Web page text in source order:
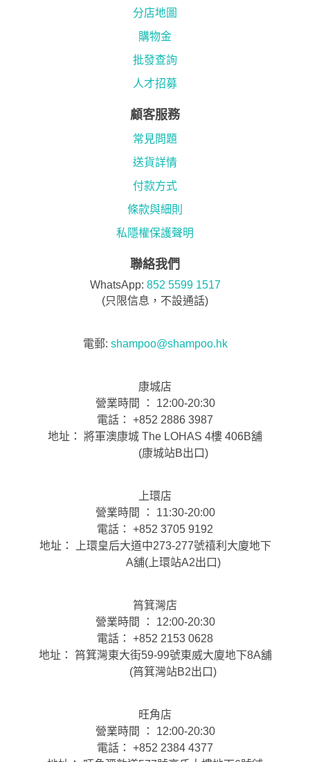
分店地圖
購物金
批發查詢
人才招募
顧客服務
常見問題
送貨詳情
付款方式
條款與細則
私隱權保護聲明
聯絡我們
WhatsApp: 852 5599 1517
(只限信息，不設通話)
電郵: shampoo@shampoo.hk
康城店
營業時間 ： 12:00-20:30
電話： +852 2886 3987
地址： 將軍澳康城 The LOHAS 4樓 406B舖
(康城站B出口)
上環店
營業時間 ： 11:30-20:00
電話： +852 3705 9192
地址： 上環皇后大道中273-277號禧利大廈地下
A舖(上環站A2出口)
筲箕灣店
營業時間 ： 12:00-20:30
電話： +852 2153 0628
地址： 筲箕灣東大街59-99號東威大廈地下8A舖
(筲箕灣站B2出口)
旺角店
營業時間 ： 12:00-20:30
電話： +852 2384 4377